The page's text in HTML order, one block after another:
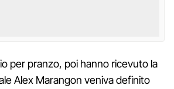
per pranzo, poi hanno ricevuto la
Alex Marangon veniva definito